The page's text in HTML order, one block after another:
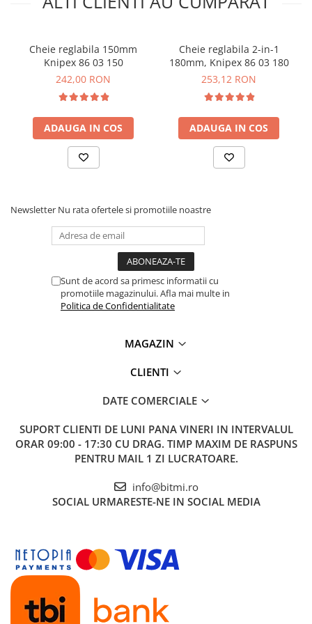
Ce contine cutia?
Cheie reglabila 150mm
Knipex 86 03 150
242,00 RON
ADAUGA IN COS
Cheie reglabila 2-in-1
180mm, Knipex 86 03 180
253,12 RON
ADAUGA IN COS
Newsletter Nu rata ofertele si promotiile noastre
Sunt de acord sa primesc informatii cu
promotiile magazinului. Afla mai multe in
Politica de Confidentialitate
MAGAZIN
CLIENTI
DATE COMERCIALE
SUPORT CLIENTI DE LUNI PANA VINERI IN INTERVALUL
ORAR 09:00 - 17:30 CU DRAG. TIMP MAXIM DE RASPUNS
PENTRU MAIL 1 ZI LUCRATOARE.
info@bitmi.ro
SOCIAL URMARESTE-NE IN SOCIAL MEDIA